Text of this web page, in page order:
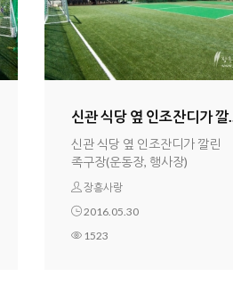
신관 식당 옆 인조잔디가 깔...
신관 식당 옆 인조잔디가 깔린
족구장(운동장, 행사장)
장흥사랑
2016.05.30
1523